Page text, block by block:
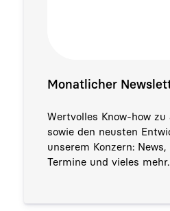
Monatlicher
Wertvolles Know-how zu
sowie den neusten
unserem Konzern:
Termine und vieles mehr.